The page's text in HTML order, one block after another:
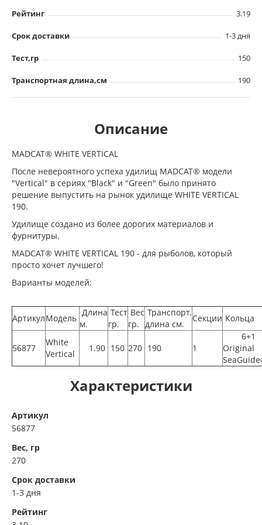
Рейтинг 3.19
Срок доставки 1-3 дня
Тест,гр 150
Транспортная длина,см 190
Описание
MADCAT® WHITE VERTICAL
После невероятного успеха удилищ MADCAT® модели
"Vertical" в сериях "Black" и "Green" было принято
решение выпустить на рынок удилище WHITE VERTICAL
190.
Удилище создано из более дорогих материалов и
фурнитуры.
MADCAT® WHITE VERTICAL 190 - для рыболов, который
просто хочет лучшего!
Варианты моделей:
АртикулМодель
Длина
м.
Тест
гр.
Вес
гр.
Транспорт.
длина см.
Секции Кольца
56877
White
Vertical
1.90 150 270 190 1
6+1
Original
Характеристики
Артикул
56877
Вес, гр
270
Срок доставки
1-3 дня
Рейтинг